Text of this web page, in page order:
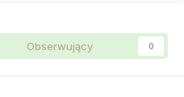
Obserwujący 0